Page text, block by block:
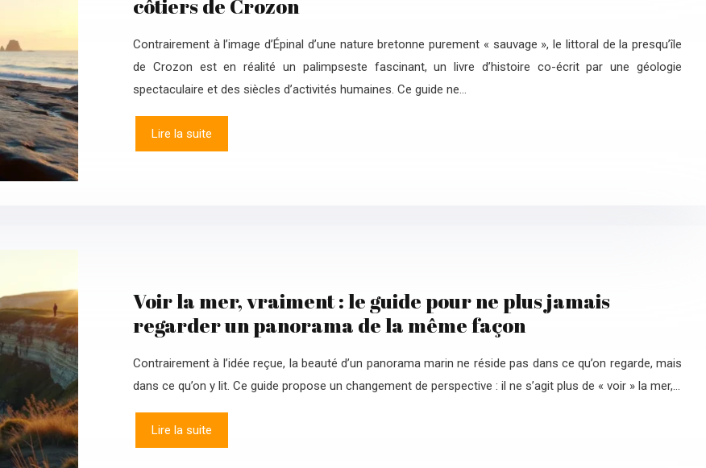
côtiers de Crozon
Contrairement à l’image d’Épinal d’une nature bretonne purement « sauvage », le littoral de la presqu’île
de Crozon est en réalité un palimpseste fascinant, un livre d’histoire co-écrit par une géologie
spectaculaire et des siècles d’activités humaines. Ce guide ne…
Lire la suite
Voir la mer, vraiment : le guide pour ne plus jamais
regarder un panorama de la même façon
Contrairement à l’idée reçue, la beauté d’un panorama marin ne réside pas dans ce qu’on regarde, mais
dans ce qu’on y lit. Ce guide propose un changement de perspective : il ne s’agit plus de « voir » la mer,…
Lire la suite